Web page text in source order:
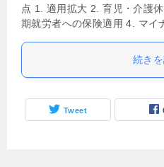
点 1. 適用拡大 2. 育児・介護
期就労者への保険適用 4. マ
続き
Tweet